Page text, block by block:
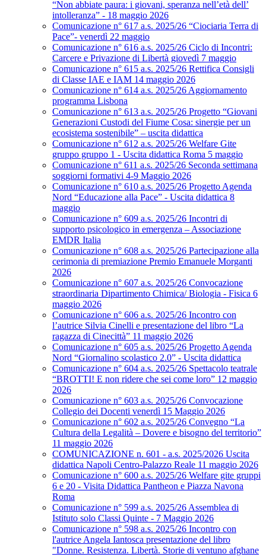
“Non abbiate paura: i giovani, speranza nell’età dell’
intolleranza” - 18 maggio 2026
Comunicazione n° 617 a.s. 2025/26 “Ciociaria Terra di
Pace”- venerdì 22 maggio
Comunicazione n° 616 a.s. 2025/26 Ciclo di Incontri:
Carcere e Privazione di Libertà giovedì 7 maggio
Comunicazione n° 615 a.s. 2025/26 Rettifica Consigli
di Classe IAE e IAM 14 maggio 2026
Comunicazione n° 614 a.s. 2025/26 Aggiornamento
programma Lisbona
Comunicazione n° 613 a.s. 2025/26 Progetto “Giovani
Generazioni Custodi del Fiume Cosa: sinergie per un
ecosistema sostenibile” – uscita didattica
Comunicazione n° 612 a.s. 2025/26 Welfare Gite
gruppo gruppo 1 - Uscita didattica Roma 5 maggio
Comunicazione n° 611 a.s. 2025/26 Seconda settimana
soggiorni formativi 4-9 Maggio 2026
Comunicazione n° 610 a.s. 2025/26 Progetto Agenda
Nord “Educazione alla Pace” - Uscita didattica 8
maggio
Comunicazione n° 609 a.s. 2025/26 Incontri di
supporto psicologico in emergenza – Associazione
EMDR Italia
Comunicazione n° 608 a.s. 2025/26 Partecipazione alla
cerimonia di premiazione Premio Emanuele Morganti
2026
Comunicazione n° 607 a.s. 2025/26 Convocazione
straordinaria Dipartimento Chimica/ Biologia - Fisica 6
maggio 2026
Comunicazione n° 606 a.s. 2025/26 Incontro con
l’autrice Silvia Cinelli e presentazione del libro “La
ragazza di Cinecittà” 11 maggio 2026
Comunicazione n° 605 a.s. 2025/26 Progetto Agenda
Nord “Giornalino scolastico 2.0” - Uscita didattica
Comunicazione n° 604 a.s. 2025/26 Spettacolo teatrale
“BROTTI! E non ridere che sei come loro” 12 maggio
2026
Comunicazione n° 603 a.s. 2025/26 Convocazione
Collegio dei Docenti venerdì 15 Maggio 2026
Comunicazione n° 602 a.s. 2025/26 Convegno “La
Cultura della Legalità – Dovere e bisogno del territorio”
11 maggio 2026
COMUNICAZIONE n. 601 - a.s. 2025/2026 Uscita
didattica Napoli Centro-Palazzo Reale 11 maggio 2026
Comunicazione n° 600 a.s. 2025/26 Welfare gite gruppi
6 e 20 - Visita Didattica Pantheon e Piazza Navona
Roma
Comunicazione n° 599 a.s. 2025/26 Assemblea di
Istituto solo Classi Quinte - 7 Maggio 2026
Comunicazione n° 598 a.s. 2025/26 Incontro con
l'autrice Angela Iantosca presentazione del libro
"Donne. Resistenza. Libertà. Storie di ventuno afghane